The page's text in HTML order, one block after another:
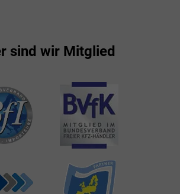
sind wir Mitglied